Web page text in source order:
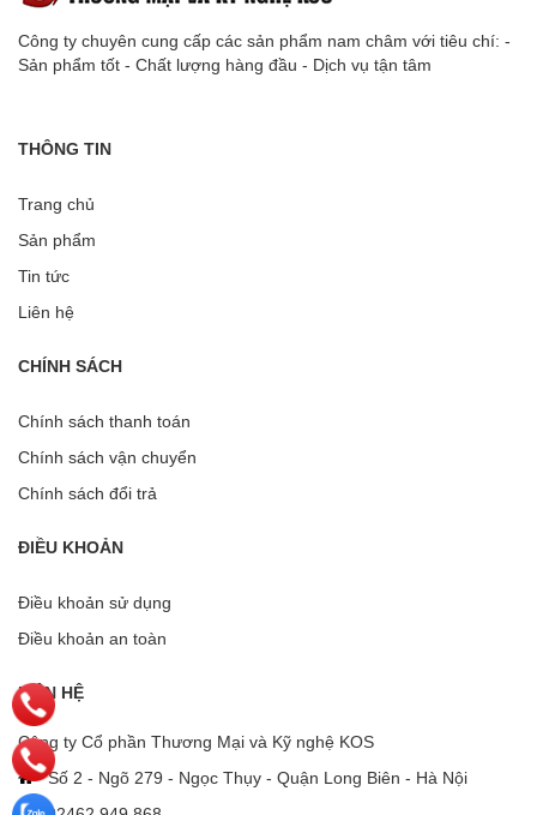
Công ty chuyên cung cấp các sản phẩm nam châm với tiêu chí: -
Sản phẩm tốt - Chất lượng hàng đầu - Dịch vụ tận tâm
THÔNG TIN
Trang chủ
Sản phẩm
Tin tức
Liên hệ
CHÍNH SÁCH
Chính sách thanh toán
Chính sách vận chuyển
Chính sách đổi trả
ĐIỀU KHOẢN
Điều khoản sử dụng
Điều khoản an toàn
LIÊN HỆ
Công ty Cổ phần Thương Mại và Kỹ nghệ KOS
Số 2 - Ngõ 279 - Ngọc Thụy - Quận Long Biên - Hà Nội